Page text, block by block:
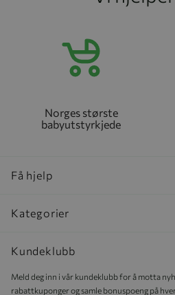
Norges største
babyutstyrkjede
Få hjelp
Kategorier
Kundeklubb
Meld deg inn i vår kundeklubb for å motta
rabattkuponger og samle bonuspoeng på